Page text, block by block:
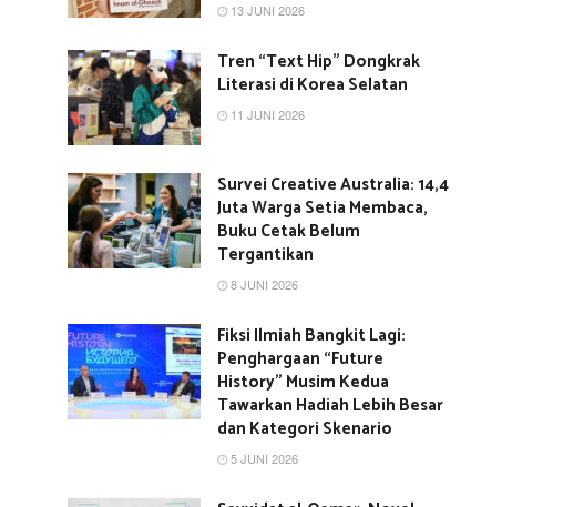
13 JUNI 2026
Tren “Text Hip” Dongkrak
Literasi di Korea Selatan
11 JUNI 2026
Survei Creative Australia: 14,4
Juta Warga Setia Membaca,
Buku Cetak Belum
Tergantikan
8 JUNI 2026
Fiksi Ilmiah Bangkit Lagi:
Penghargaan “Future
History” Musim Kedua
Tawarkan Hadiah Lebih Besar
dan Kategori Skenario
5 JUNI 2026